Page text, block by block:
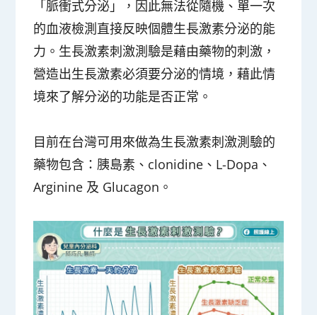
「脈衝式分泌」，因此無法從隨機、單一次
的血液檢測直接反映個體生長激素分泌的能
力。生長激素刺激測驗是藉由藥物的刺激，
營造出生長激素必須要分泌的情境，藉此情
境來了解分泌的功能是否正常。
目前在台灣可用來做為生長激素刺激測驗的
藥物包含：胰島素、clonidine、L-Dopa、
Arginine 及 Glucagon。